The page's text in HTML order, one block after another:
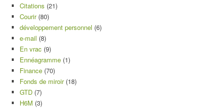
Citations (21)
Courir(80)
développement personnel (6)
e-mail (8)
En vrac (9)
Ennéagramme (1)
Finance (70)
Fonds de miroir(18)
GTD (7)
H6M (3)